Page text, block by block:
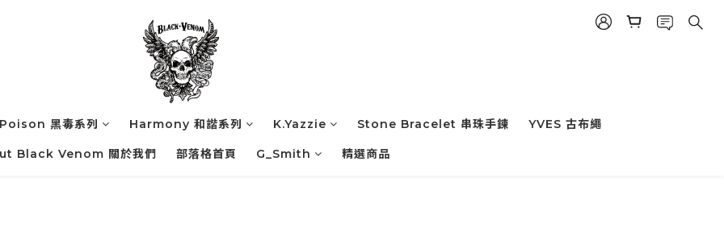
Poison 黑毒系列 Harmony 和諧系列 K.Yazzie Stone Bracelet 串珠手鍊 YVES 古布繩
Black Venom 關於我們 部落格首頁 G_Smith 精選商品